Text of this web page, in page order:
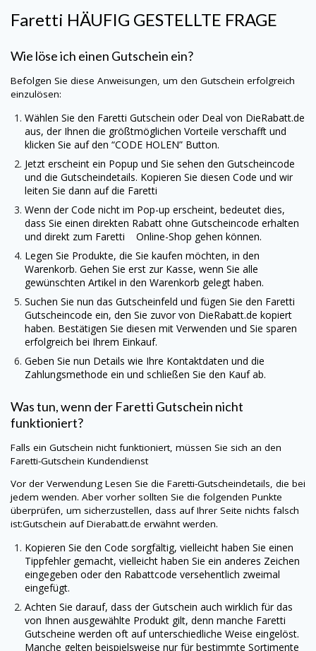
Faretti HÄUFIG GESTELLTE FRAGE
Wie löse ich einen Gutschein ein?
Befolgen Sie diese Anweisungen, um den Gutschein erfolgreich
einzulösen:
Wählen Sie den Faretti Gutschein oder Deal von DieRabatt.de
aus, der Ihnen die größtmöglichen Vorteile verschafft und
klicken Sie auf den “CODE HOLEN” Button.
Jetzt erscheint ein Popup und Sie sehen den Gutscheincode
und die Gutscheindetails. Kopieren Sie diesen Code und wir
leiten Sie dann auf die Faretti
Wenn der Code nicht im Pop-up erscheint, bedeutet dies,
dass Sie einen direkten Rabatt ohne Gutscheincode erhalten
und direkt zum Faretti Online-Shop gehen können.
Legen Sie Produkte, die Sie kaufen möchten, in den
Warenkorb. Gehen Sie erst zur Kasse, wenn Sie alle
gewünschten Artikel in den Warenkorb gelegt haben.
Suchen Sie nun das Gutscheinfeld und fügen Sie den Faretti
Gutscheincode ein, den Sie zuvor von DieRabatt.de kopiert
haben. Bestätigen Sie diesen mit Verwenden und Sie sparen
erfolgreich bei Ihrem Einkauf.
Geben Sie nun Details wie Ihre Kontaktdaten und die
Zahlungsmethode ein und schließen Sie den Kauf ab.
Was tun, wenn der Faretti Gutschein nicht
funktioniert?
Falls ein Gutschein nicht funktioniert, müssen Sie sich an den
Faretti-Gutschein Kundendienst
Vor der Verwendung Lesen Sie die Faretti-Gutscheindetails, die bei
jedem wenden. Aber vorher sollten Sie die folgenden Punkte
überprüfen, um sicherzustellen, dass auf Ihrer Seite nichts falsch
ist:Gutschein aufDierabatt.de erwähnt werden.
Kopieren Sie den Code sorgfältig, vielleicht haben Sie einen
Tippfehler gemacht, vielleicht haben Sie ein anderes Zeichen
eingegeben oder den Rabattcode versehentlich zweimal
eingefügt.
Achten Sie darauf, dass der Gutschein auch wirklich für das
von Ihnen ausgewählte Produkt gilt, denn manche Faretti
Gutscheine werden oft auf unterschiedliche Weise eingelöst.
Manche gelten beispielsweise nur für bestimmte Sortimente